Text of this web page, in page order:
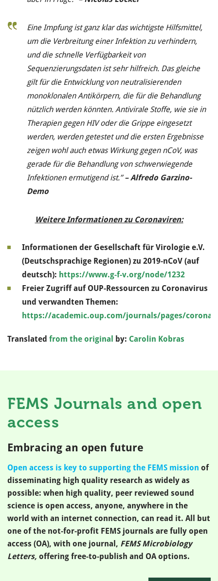
Eine Impfung ist ganz klar das wichtigste Hilfsmittel,
um die Verbreitung einer Infektion zu verhindern,
und die schnelle Verfügbarkeit von
Sequenzierungsdaten ist sehr hilfreich. Das gleiche
gilt für die Entwicklung von neutralisierenden
monoklonalen Antikörpern, die für die Behandlung
nützlich werden könnten. Antivirale Stoffe, wie sie in
Therapien gegen HIV oder die Grippe eingesetzt
werden, werden getestet und die ersten Ergebnisse
zeigen wohl auch etwas Wirkung gegen nCoV, was
gerade für die Behandlung von schwerwiegende
Infektionen ermutigend ist.”– Alfredo Garzino-
Demo
Weitere Informationen zu Coronaviren:
Informationen der Gesellschaft für Virologie e.V.
(Deutschsprachige Regionen) zu 2019-nCoV (auf
deutsch): https://www.g-f-v.org/node/1232
Freier Zugriff auf OUP-Ressourcen zu Coronavirus
und verwandten Themen:
https://academic.oup.com/journals/pages/
Translated from the original by: Carolin Kobras
FEMS Journals and open
access
Embracing an open future
Open access is key to supporting the FEMS mission of
disseminating high quality research as widely as
possible: when high quality, peer reviewed sound
science is open access, anyone, anywhere in the
world with an internet connection, can read it. All but
one of the not-for-profit FEMS journals are fully open
access (OA), with one journal, FEMS Microbiology
Letters, offering free-to-publish and OA options.